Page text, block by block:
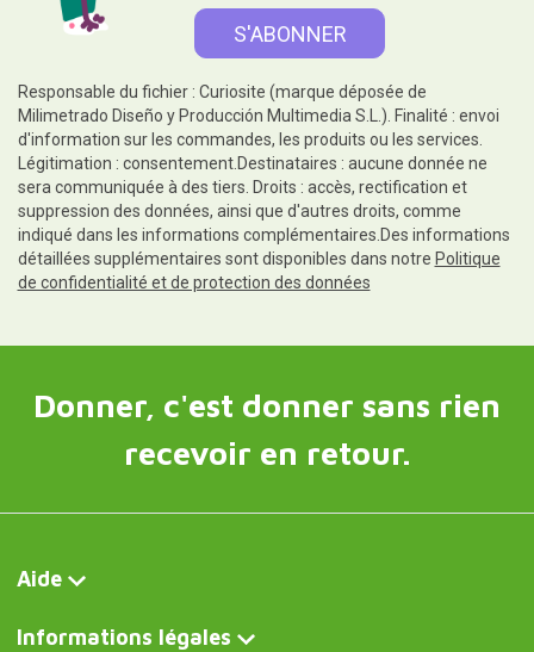
Responsable du fichier : Curiosite (marque déposée de
Milimetrado Diseño y Producción Multimedia S.L.). Finalité : envoi
d'information sur les commandes, les produits ou les services.
Légitimation : consentement.Destinataires : aucune donnée ne
sera communiquée à des tiers. Droits : accès, rectification et
suppression des données, ainsi que d'autres droits, comme
indiqué dans les informations complémentaires.Des informations
détaillées supplémentaires sont disponibles dans notre Politique
de confidentialité et de protection des données
Donner, c'est donner sans rien
recevoir en retour.
Aide
Informations légales